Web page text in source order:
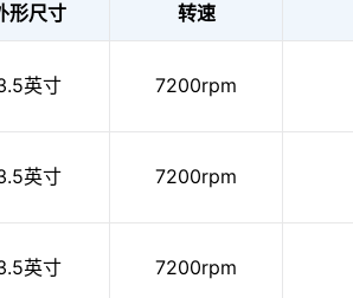
形尺寸 转速
英寸 7200rpm
英寸 7200rpm
英寸 7200rpm